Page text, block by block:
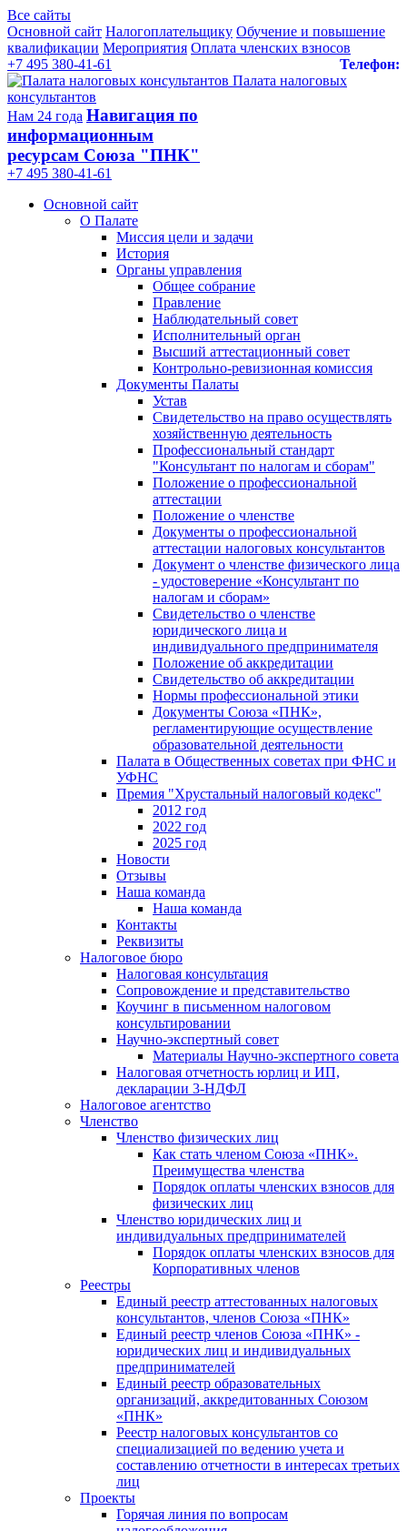
Все сайты
Основной сайт Налогоплательщику Обучение и повышение
квалификации Мероприятия Оплата членских взносов
Телефон:
+7 495 380-41-61
Палата налоговых
консультантов
Нам 24 года Навигация по
информационным
ресурсам Союза "ПНК"
+7 495 380‑41‑61
Основной сайт
О Палате
Миссия цели и задачи
История
Органы управления
Общее собрание
Правление
Наблюдательный совет
Исполнительный орган
Высший аттестационный совет
Контрольно-ревизионная комиссия
Документы Палаты
Устав
Свидетельство на право осуществлять
хозяйственную деятельность
Профессиональный стандарт
"Консультант по налогам и сборам"
Положение о профессиональной
аттестации
Положение о членстве
Документы о профессиональной
аттестации налоговых консультантов
Документ о членстве физического лица
- удостоверение «Консультант по
налогам и сборам»
Свидетельство о членстве
юридического лица и
индивидуального предпринимателя
Положение об аккредитации
Свидетельство об аккредитации
Нормы профессиональной этики
Документы Союза «ПНК»,
регламентирующие осуществление
образовательной деятельности
Палата в Общественных советах при ФНС и
УФНС
Премия "Хрустальный налоговый кодекс"
2012 год
2022 год
2025 год
Новости
Отзывы
Наша команда
Наша команда
Контакты
Реквизиты
Налоговое бюро
Налоговая консультация
Cопровождение и представительство
Коучинг в письменном налоговом
консультировании
Научно-экспертный совет
Материалы Научно-экспертного совета
Налоговая отчетность юрлиц и ИП,
декларации 3-НДФЛ
Налоговое агентство
Членство
Членство физических лиц
Как стать членом Союза «ПНК».
Преимущества членства
Порядок оплаты членских взносов для
физических лиц
Членство юридических лиц и
индивидуальных предпринимателей
Порядок оплаты членских взносов для
Корпоративных членов
Реестры
Единый реестр аттестованных налоговых
консультантов, членов Союза «ПНК»
Единый реестр членов Союза «ПНК» -
юридических лиц и индивидуальных
предпринимателей
Единый реестр образовательных
организаций, аккредитованных Союзом
«ПНК»
Реестр налоговых консультантов со
специализацией по ведению учета и
составлению отчетности в интересах третьих
лиц
Проекты
Горячая линия по вопросам